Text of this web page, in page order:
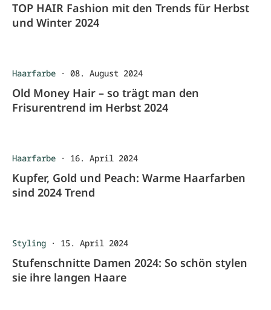
TOP HAIR Fashion mit den Trends für Herbst
und Winter 2024
Haarfarbe · 08. August 2024
Old Money Hair – so trägt man den
Frisurentrend im Herbst 2024
Haarfarbe · 16. April 2024
Kupfer, Gold und Peach: Warme Haarfarben
sind 2024 Trend
Styling · 15. April 2024
Stufenschnitte Damen 2024: So schön stylen
sie ihre langen Haare